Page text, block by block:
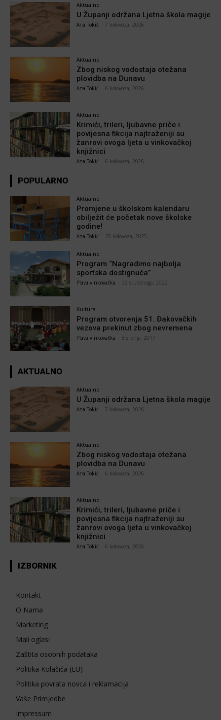
Aktualno
U Županji održana Ljetna škola magije
Ana Tokić 7 kolovoza, 2026
Aktualno
Zbog niskog vodostaja otežana
plovidba na Dunavu
Ana Tokić 6 kolovoza, 2026
Aktualno
Krimići, trileri, ljubavne priče i
povijesna fikcija najtraženiji su
žanrovi ovoga ljeta u vinkovačkoj
knjižnici
Ana Tokić 6 kolovoza, 2026
POPULARNO
Aktualno
Promjene u školskom kalendaru
obilježit će početak nove školske
godine!
Ana Tokić 20 kolovoza, 2025
Aktualno
Program “Nagradimo najbolja
sportska dostignuća”
Plava vinkovačka 22 studenoga, 2022
Kultura
Program otvorenja 51. Đakovačkih
vezova prekinut zbog nevremena
Plava vinkovačka 8 srpnja, 2017
AKTUALNO
Aktualno
U Županji održana Ljetna škola magije
Ana Tokić 7 kolovoza, 2026
Aktualno
Zbog niskog vodostaja otežana
plovidba na Dunavu
Ana Tokić 6 kolovoza, 2026
Aktualno
Krimići, trileri, ljubavne priče i
povijesna fikcija najtraženiji su
žanrovi ovoga ljeta u vinkovačkoj
knjižnici
Ana Tokić 6 kolovoza, 2026
IZBORNIK
Kontakt
O Nama
Marketing
Mali oglasi
Zaštita osobnih podataka
Politika Kolačića (EU)
Politika povrata novca i reklamacija
Vaše Primjedbe
Impressum